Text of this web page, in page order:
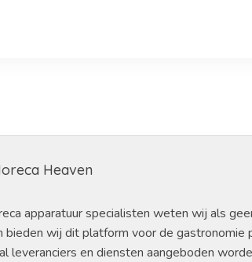
Heaven
apparatuur specialisten weten wij als
bieden wij dit platform voor de gastronomie
leveranciers en diensten aangeboden